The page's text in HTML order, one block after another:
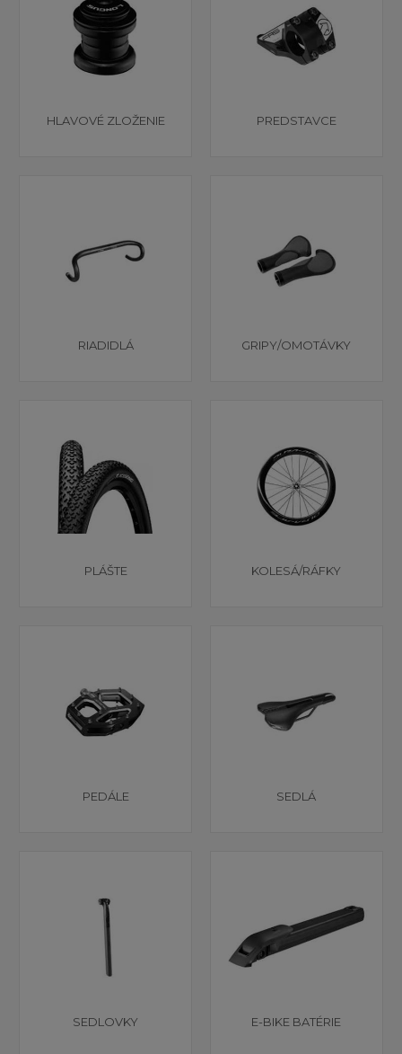
HLAVOVÉ ZLOŽENIE PREDSTAVCE
RIADIDLÁ GRIPY/OMOTÁVKY
PLÁŠTE KOLESÁ/RÁFKY
PEDÁLE SEDLÁ
SEDLOVKY E-BIKE BATÉRIE